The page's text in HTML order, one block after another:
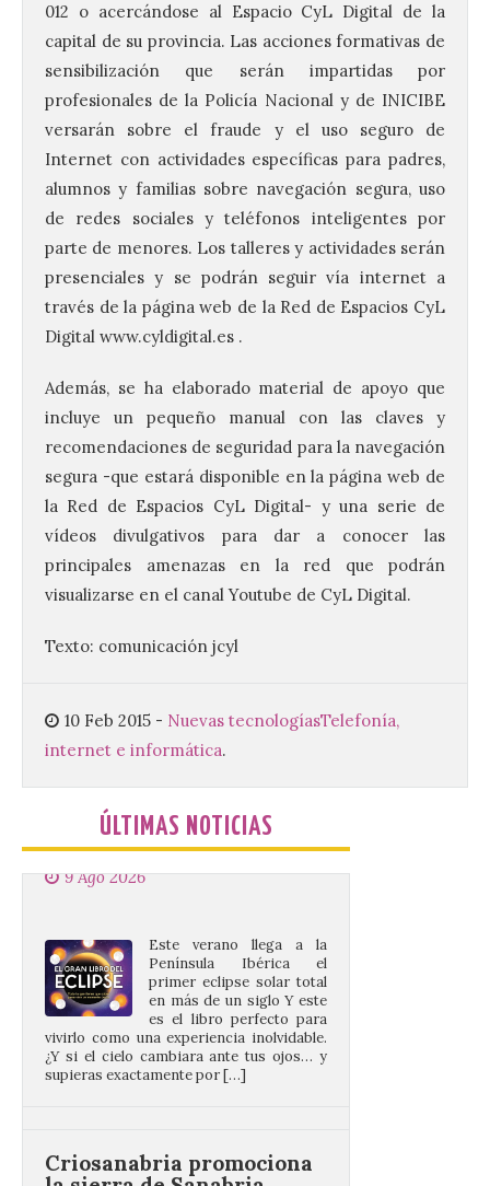
012 o acercándose al Espacio CyL Digital de la
capital de su provincia. Las acciones formativas de
sensibilización que serán impartidas por
profesionales de la Policía Nacional y de INICIBE
versarán sobre el fraude y el uso seguro de
Internet con actividades específicas para padres,
alumnos y familias sobre navegación segura, uso
de redes sociales y teléfonos inteligentes por
parte de menores. Los talleres y actividades serán
presenciales y se podrán seguir vía internet a
través de la página web de la Red de Espacios CyL
Digital www.cyldigital.es .
Además, se ha elaborado material de apoyo que
incluye un pequeño manual con las claves y
recomendaciones de seguridad para la navegación
segura -que estará disponible en la página web de
la Red de Espacios CyL Digital- y una serie de
vídeos divulgativos para dar a conocer las
principales amenazas en la red que podrán
visualizarse en el canal Youtube de CyL Digital.
Texto: comunicación jcyl
10 Feb 2015 - Nuevas tecnologíasTelefonía,
internet e informática.
ÚLTIMAS NOTICIAS
Brujería Fest Summer un
festival que se celebrará
el 11 de agosto en la
Bañeza
9 Ago 2026
El Ayuntamiento de La
Bañeza presenta el
Brujería Fest Summer
Edition, una nueva cita
patronales. El salón de plenos del
Ayuntamiento de La Bañeza acogió el 4 de
El gran libro del eclipse
9 Ago 2026
en más de un siglo Y este
es el libro perfecto para
vivirlo como una experiencia inolvidable.
¿Y si el cielo cambiara ante tus ojos… y
supieras exactamente por […]
después de los incendios
del año pasado